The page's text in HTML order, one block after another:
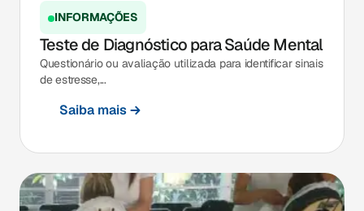
INFORMAÇÕES
Teste de Diagnóstico para Saúde Mental
Questionário ou avaliação utilizada para identificar sinais
de estresse,...
Saiba mais